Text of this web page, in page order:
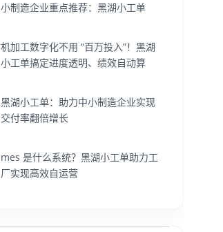
小制造企业重点推荐：黑湖小工单
机加工数字化不用 “百万投入”！黑湖
小工单搞定进度透明、绩效自动算
黑湖小工单：助力中小制造企业实现
交付率翻倍增长
mes 是什么系统？黑湖小工单助力工
厂实现高效自运营